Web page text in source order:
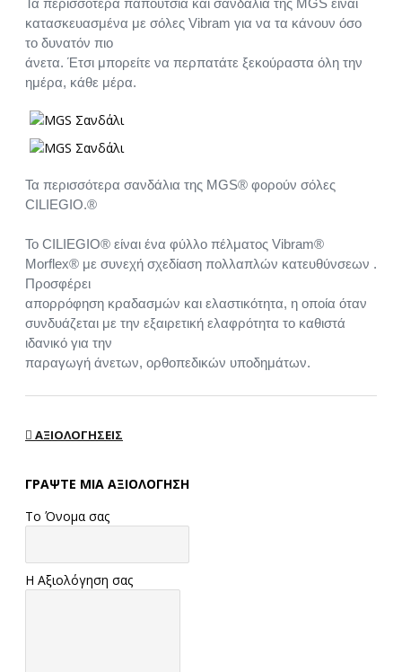
Τα περισσότερα παπούτσια καί σανδάλια τής MGS είναι
κατασκευασμένα με σόλες Vibram για να τα κάνουν όσο
το δυνατόν πιο
άνετα. Έτσι μπορείτε να περπατάτε ξεκούραστα όλη την
ημέρα, κάθε μέρα.
Τα περισσότερα σανδάλια της MGS® φορούν σόλες
CILIEGIO.®
Το CILIEGIO® είναι ένα φύλλο πέλματος Vibram®
Morflex® με συνεχή σχεδίαση πολλαπλών κατευθύνσεων .
Προσφέρει
απορρόφηση κραδασμών και ελαστικότητα, η οποία όταν
συνδυάζεται με την εξαιρετική ελαφρότητα το καθιστά
ιδανικό για την
παραγωγή άνετων, ορθοπεδικών υποδημάτων.
ΑΞΙΟΛΟΓΉΣΕΙΣ
ΓΡΆΨΤΕ ΜΙΑ ΑΞΙΟΛΌΓΗΣΗ
Το Όνομα σας
Η Αξιολόγηση σας